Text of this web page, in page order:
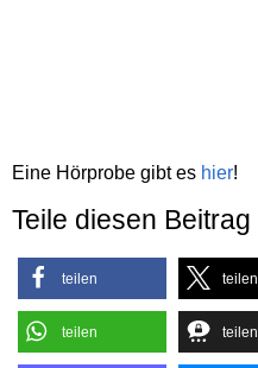
Eine Hörprobe gibt es hier!
Teile diesen Beitrag
teilen teilen
teilen teilen